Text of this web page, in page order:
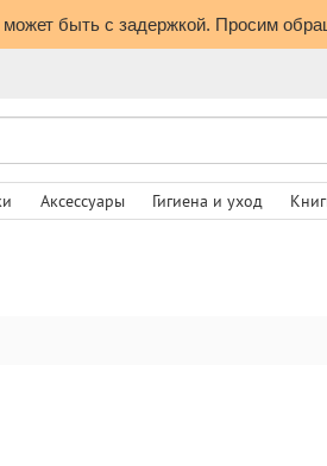
быть с задержкой. Просим
Аксессуары Гигиена и уход